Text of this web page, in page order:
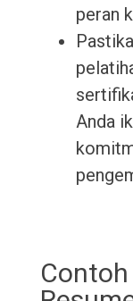
peran
Anda